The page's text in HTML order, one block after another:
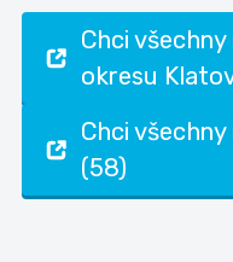
Chci
okresu
Chci
(58)